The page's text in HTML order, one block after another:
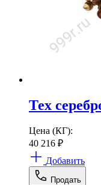
Тех
Цена (КГ):
40 216 ₽
Добавить
Продать